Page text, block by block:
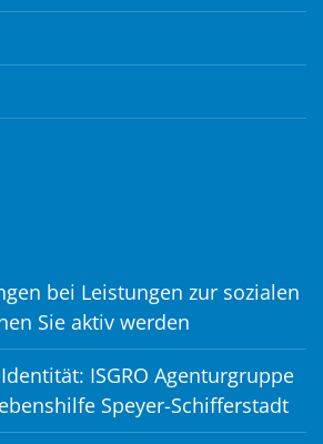
bei Leistungen zur sozialen
Sie aktiv werden
ISGRO Agenturgruppe
Speyer-Schifferstadt